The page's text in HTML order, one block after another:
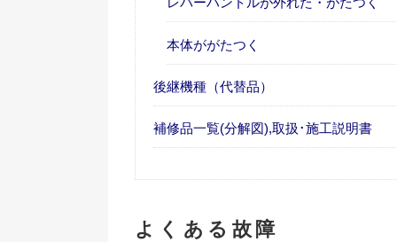
本体ががたつく
後継機種（代替品）
補修品一覧(分解図),取扱･施工説明書
よくある故障